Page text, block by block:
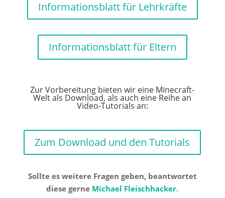
Informationsblatt für Lehrkräfte
Informationsblatt für Eltern
Zur Vorbereitung bieten wir eine Minecraft-
Welt als Download, als auch eine Reihe an
Video-Tutorials an:
Zum Download und den Tutorials
Sollte es weitere Fragen geben, beantwortet
diese gerne Michael Fleischhacker.